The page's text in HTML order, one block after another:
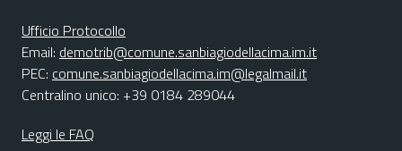
Ufficio Protocollo
Email: demotrib@comune.sanbiagiodellacima.im.it
PEC: comune.sanbiagiodellacima.im@legalmail.it
Centralino unico: +39 0184 289044
Leggi le FAQ